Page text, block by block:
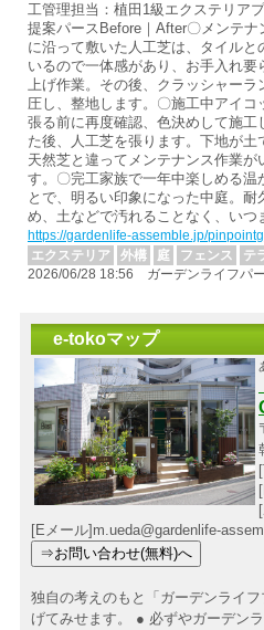
工管理担当：植田1級エクステリア
提案パースBefore｜After〇メンテ
に沿って敷いた人工芝は、タイル
いるので一体感があり、お手入れ
上げ作業。その後、クラッシャー
圧し、整地します。〇施工中アイコ
張る前に再度確認、色決めして施工
た後、人工芝を張ります。下地が土
天然芝と違ってメンテナンス作業
す。〇完工家族で一年中楽しめる温
とで、明るい印象になった中庭。
め、土などで汚れることなく、い
https://gardenlife-assemble.jp/
エクステリア
外構 庭 フェンス テ
2026/06/28 18:56 ガーデンライフパー
e-tokoマップ
[Eメール]m.ueda@gardenlife-
独自の考えのもと「ガーデンライ
げてみせます。 ● 必ずやガーデン